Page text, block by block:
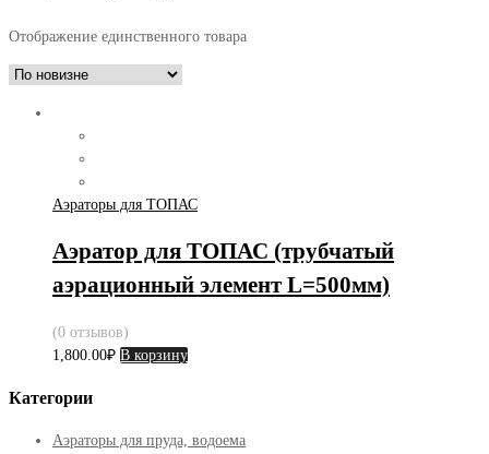
Отображение единственного товара
Аэраторы для ТОПАС
Аэратор для ТОПАС (трубчатый
аэрационный элемент L=500мм)
(0 отзывов)
1,800.00₽ В корзину
Категории
Аэраторы для пруда, водоема